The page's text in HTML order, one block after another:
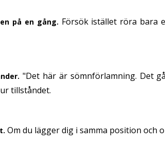
på en gång. Försök istället röra bara
"Det här är sömnförlamning. Det
tillståndet.
Om du lägger dig i samma position